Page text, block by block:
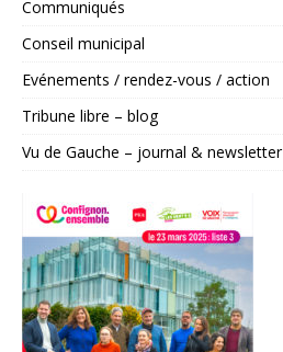
n
a
i
v
:
Communiqués
Conseil municipal
Evénements / rendez-vous / action
Tribune libre – blog
Vu de Gauche – journal & newsletter